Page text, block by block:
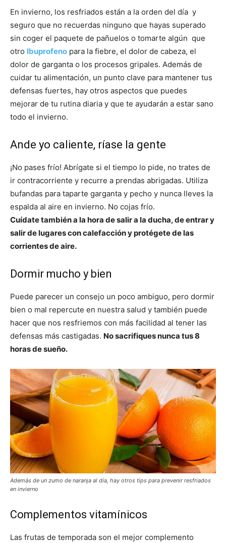
En invierno, los resfriados están a la orden del día y
seguro que no recuerdas ninguno que hayas superado
sin coger el paquete de pañuelos o tomarte algún que
otro Ibuprofeno para la fiebre, el dolor de cabeza, el
dolor de garganta o los procesos gripales. Además de
cuidar tu alimentación, un punto clave para mantener tus
defensas fuertes, hay otros aspectos que puedes
mejorar de tu rutina diaria y que te ayudarán a estar sano
todo el invierno.
Ande yo caliente, ríase la gente
¡No pases frío! Abrígate si el tiempo lo pide, no trates de
ir contracorriente y recurre a prendas abrigadas. Utiliza
bufandas para taparte garganta y pecho y nunca lleves la
espalda al aire en invierno. No cojas frío.
Cuídate también a la hora de salir a la ducha, de entrar y
salir de lugares con calefacción y protégete de las
corrientes de aire.
Dormir mucho y bien
Puede parecer un consejo un poco ambiguo, pero dormir
bien o mal repercute en nuestra salud y también puede
hacer que nos resfriemos con más facilidad al tener las
defensas más castigadas. No sacrifiques nunca tus 8
horas de sueño.
Además de un zumo de naranja al día, hay otros tips para prevenir resfriados
en invierno
Complementos vitamínicos
Las frutas de temporada son el mejor complemento